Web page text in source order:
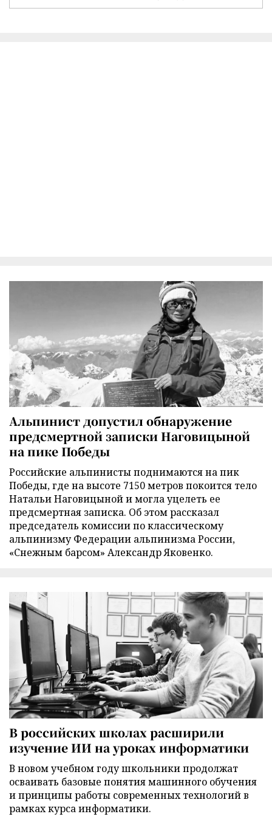
Альпинист допустил обнаружение
предсмертной записки Наговицыной
на пике Победы
Российские альпинисты поднимаются на пик
Победы, где на высоте 7150 метров покоится тело
Натальи Наговицыной и могла уцелеть ее
предсмертная записка. Об этом рассказал
председатель комиссии по классическому
альпинизму Федерации альпинизма России,
«Снежным барсом» Александр Яковенко.
В российских школах расширили
изучение ИИ на уроках информатики
В новом учебном году школьники продолжат
осваивать базовые понятия машинного обучения
и принципы работы современных технологий в
рамках курса информатики.